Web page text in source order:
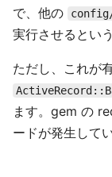
で、他の
実行させるとい
ただし、これが
ます。gem の
ードが発生して